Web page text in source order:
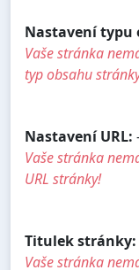
Nastavení typu
Vaše stránka
typ obsahu
Nastavení URL:
Vaše stránka
URL stránky!
Titulek stránky:
Vaše stránka